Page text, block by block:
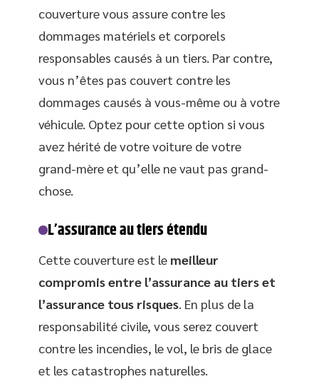
couverture vous assure contre les
dommages matériels et corporels
responsables causés à un tiers. Par contre,
vous n’êtes pas couvert contre les
dommages causés à vous-même ou à votre
véhicule. Optez pour cette option si vous
avez hérité de votre voiture de votre
grand-mère et qu’elle ne vaut pas grand-
chose.
L’assurance au tiers étendu
Cette couverture est le meilleur
compromis entre l’assurance au tiers et
l’assurance tous risques . En plus de la
responsabilité civile, vous serez couvert
contre les incendies, le vol, le bris de glace
et les catastrophes naturelles.